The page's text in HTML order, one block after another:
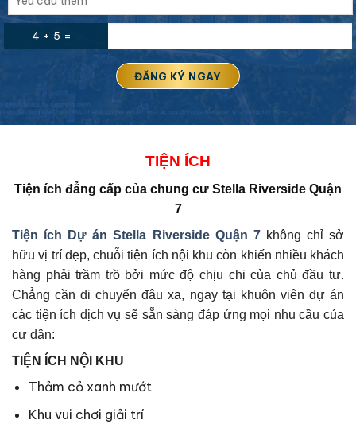
4 + 5 =
TIỆN ÍCH
Tiện ích đẳng cấp của chung cư Stella Riverside Quận
7
Tiện ích Dự ánStella Riverside Quận 7 không chỉ sở
hữu vị trí đẹp, chuỗi tiện ích nội khu còn khiến nhiều khách
hàng phải trầm trồ bởi mức độ chịu chi của chủ đầu tư.
Chẳng cần di chuyển đâu xa, ngay tại khuôn viên dự án
các tiện ích dịch vụ sẽ sẵn sàng đáp ứng mọi nhu cầu của
cư dân:
TIỆN ÍCH NỘI KHU
Thảm cỏ xanh mướt
Khu vui chơi giải trí